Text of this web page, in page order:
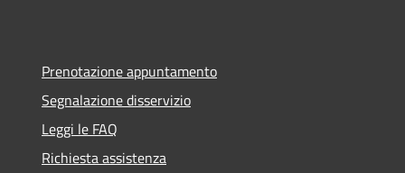
Prenotazione appuntamento
Segnalazione disservizio
Leggi le FAQ
Richiesta assistenza